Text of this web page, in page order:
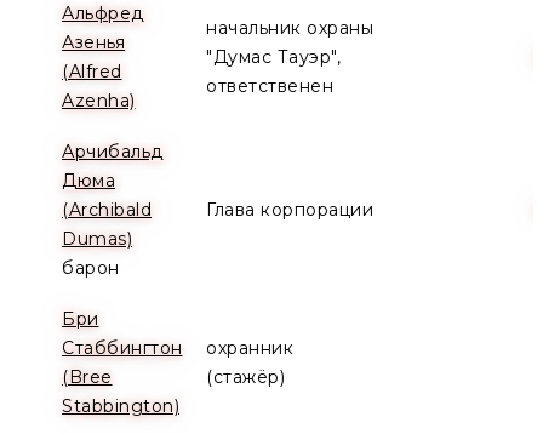
Альфред
Азенья
(Alfred
Azenha)
начальник охраны
"Думас Тауэр",
ответственен
Арчибальд
Дюма
(Archibald
Dumas)
барон
Глава корпорации
Бри
Стаббингтон
(Bree
Stabbington)
охранник
(стажёр)